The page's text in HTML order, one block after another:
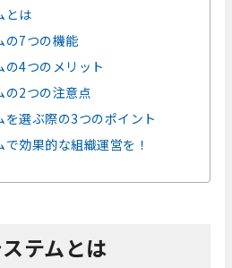
とは
の7つの機能
の4つのメリット
の2つの注意点
選ぶ際の3つのポイント
効果的な組織運営を！
テムとは